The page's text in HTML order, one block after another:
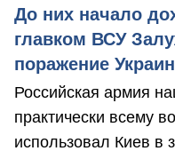
До них начало
главком ВСУ
поражение
Российская армия
практически всему
использовал Киев в